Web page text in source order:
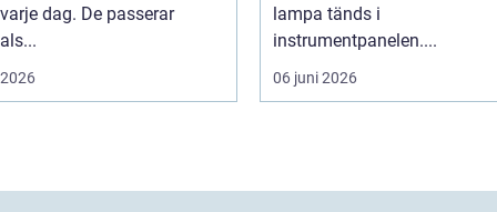
dag. De passerar
lampa tänds i
instrumentpanelen....
06 juni 2026